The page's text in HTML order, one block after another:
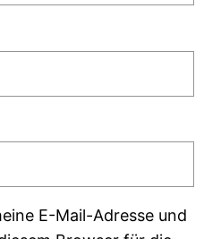
E-Mail-Adresse und